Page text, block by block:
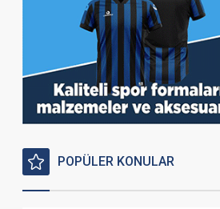
POPÜLER KONULAR